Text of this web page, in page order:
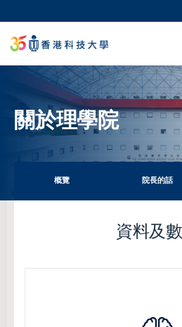
至
容
生活@科大
校園地圖及指南
教授簡錄
關於理學院
概覽 院長的話
資料及